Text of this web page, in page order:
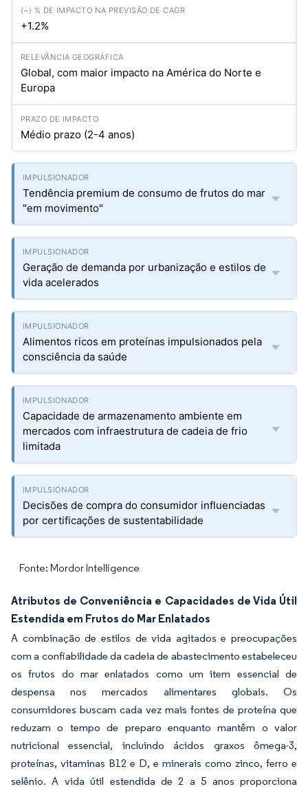
+1.2%
Global, com maior impacto na América do Norte e
Europa
Médio prazo (2-4 anos)
Tendência premium de consumo de frutos do mar
"em movimento"
Geração de demanda por urbanização e estilos de
vida acelerados
Alimentos ricos em proteínas impulsionados pela
consciência da saúde
Capacidade de armazenamento ambiente em
mercados com infraestrutura de cadeia de frio
limitada
Decisões de compra do consumidor influenciadas
por certificações de sustentabilidade
Fonte: Mordor Intelligence
Atributos de Conveniência e Capacidades de Vida Útil
Estendida em Frutos do Mar Enlatados
A combinação de estilos de vida agitados e preocupações
com a confiabilidade da cadeia de abastecimento estabeleceu
os frutos do mar enlatados como um item essencial de
despensa nos mercados alimentares globais. Os
consumidores buscam cada vez mais fontes de proteína que
reduzam o tempo de preparo enquanto mantêm o valor
nutricional essencial, incluindo ácidos graxos ômega-3,
proteínas, vitaminas B12 e D, e minerais como zinco, ferro e
selênio. A vida útil estendida de 2 a 5 anos proporciona